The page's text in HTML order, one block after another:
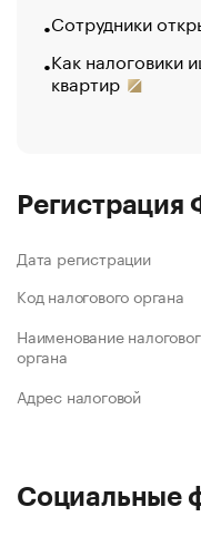
Сотрудники
Как налоговики
квартир
Дата регистрации
Код налогового органа
Наименование
органа
Адрес налоговой
Социальные